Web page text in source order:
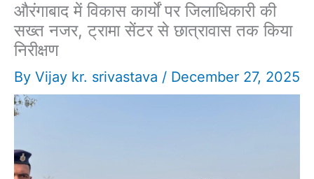
औरंगाबाद में विकास कार्यों पर जिलाधिकारी की
सख्त नजर, ट्रामा सेंटर से छात्रावास तक किया
निरीक्षण
By Vijay kr. srivastava / December 27, 2025